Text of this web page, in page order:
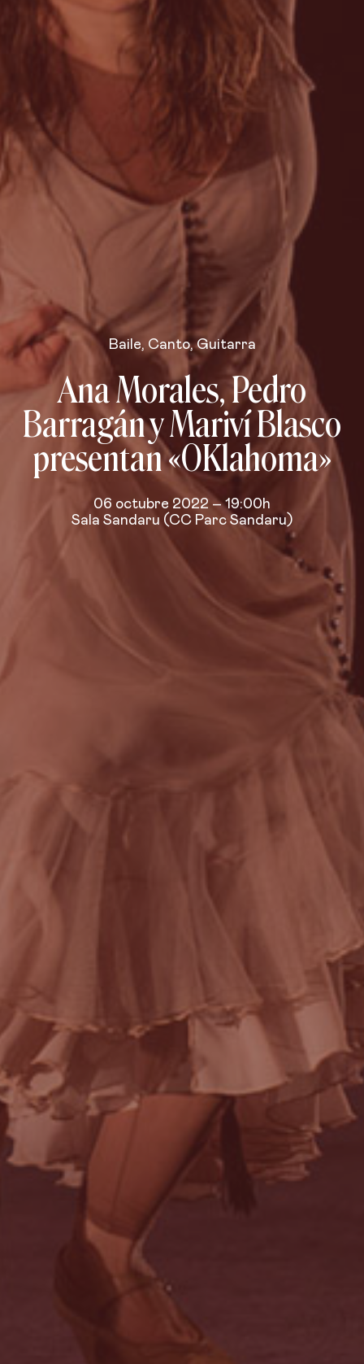
Baile, Canto,Guitarra
Ana Morales, Pedro
Barragán y Mariví Blasco
presentan «OKlahoma»
06 octubre 2022 – 19:00h
Sala Sandaru (CC Parc Sandaru)